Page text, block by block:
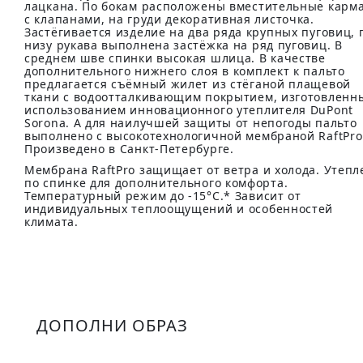
лацкана. По бокам расположены вместительные
с клапанами, на груди декоративная листочка.
Застёгивается изделие на два ряда крупных пуговиц,
низу рукава выполнена застёжка на ряд пуговиц. В
среднем шве спинки высокая шлица. В качестве
дополнительного нижнего слоя в комплект к пальто
предлагается съёмный жилет из стёганой плащевой
ткани с водоотталкивающим покрытием,
использованием инновационного утеплителя DuPont
Sorona. А для наилучшей защиты от непогоды пальто
выполнено с высокотехнологичной мембраной
Произведено в Санкт-Петербурге.
Мембрана RaftPro защищает от ветра и холода.
по спинке для дополнительного комфорта.
Температурный режим до -15°C.* Зависит от
индивидуальных теплоощущений и особенностей
климата.
ДОПОЛНИ ОБРАЗ